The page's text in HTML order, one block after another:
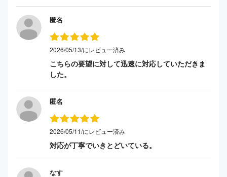
匿名
2026/05/13/にレビュー済み
こちらの要望に対して迅速に対応していただきま
した。
匿名
2026/05/11/にレビュー済み
対応が丁寧でいきとどいている。
なす